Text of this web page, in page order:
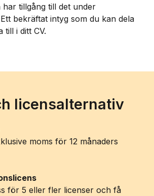
har tillgång till det under
bekräftat intyg som du kan dela
till i ditt CV.
licensalternativ
moms för 12 månaders
för 5 eller fler licenser och få